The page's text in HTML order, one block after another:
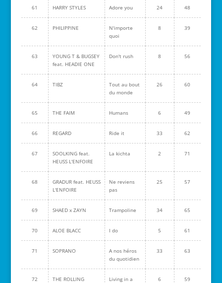
61 HARRY STYLES Adore you 24 48
62 PHILIPPINE
N'importe
quoi
8 39
63
YOUNG T & BUGSEY
feat. HEADIE ONE
Don't rush 8 56
64 TIBZ
Tout au bout
du monde
26 60
65 THE FAIM Humans 6 49
66 REGARD Ride it 33 62
67
SOOLKING feat.
HEUSS L'ENFOIRE
La kichta 2 71
68
GRADUR feat. HEUSS
L'ENFOIRE
Ne reviens
pas
25 57
69 SHAED x ZAYN Trampoline 34 65
70 ALOE BLACC I do 5 61
71 SOPRANO
A nos héros
du quotidien
33 63
72
THE ROLLING
Living in a
6 59